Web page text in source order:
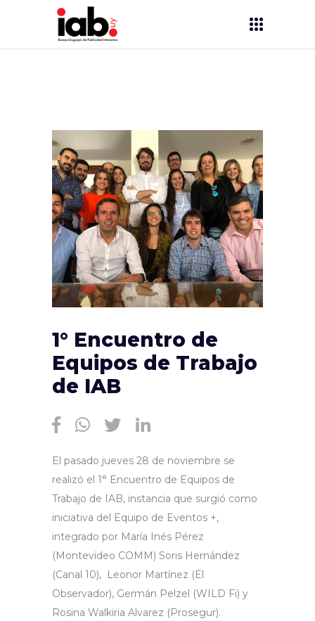
1° Encuentro de
Equipos de Trabajo
de IAB
El pasado jueves 28 de noviembre se
realizó el 1° Encuentro de Equipos de
Trabajo de IAB, instancia que surgió como
iniciativa del Equipo de Eventos +,
integrado por María Inés Pérez
(Montevideo COMM) Soris Hernández
(Canal 10), Leonor Martínez (El
Observador), Germán Pelzel (WILD Fi) y
Rosina Walkiria Alvarez (Prosegur).